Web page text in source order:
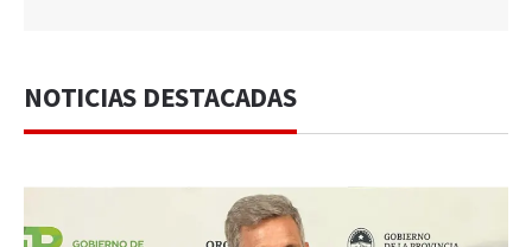
NOTICIAS DESTACADAS